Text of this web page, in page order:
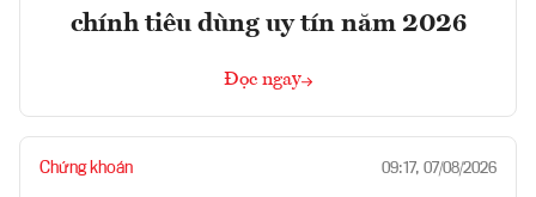
chính tiêu dùng uy tín năm 2026
Đọc ngay
Chứng khoán 09:17, 07/08/2026